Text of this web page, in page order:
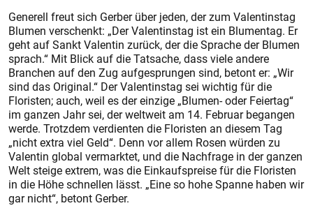
Generell freut sich Gerber über jeden, der zum Valentinstag
Blumen verschenkt: „Der Valentinstag ist ein Blumentag. Er
geht auf Sankt Valentin zurück, der die Sprache der Blumen
sprach.“ Mit Blick auf die Tatsache, dass viele andere
Branchen auf den Zug aufgesprungen sind, betont er: „Wir
sind das Original.“ Der Valentinstag sei wichtig für die
Floristen; auch, weil es der einzige „Blumen- oder Feiertag“
im ganzen Jahr sei, der weltweit am 14. Februar begangen
werde. Trotzdem verdienten die Floristen an diesem Tag
„nicht extra viel Geld“. Denn vor allem Rosen würden zu
Valentin global vermarktet, und die Nachfrage in der ganzen
Welt steige extrem, was die Einkaufspreise für die Floristen
in die Höhe schnellen lässt. „Eine so hohe Spanne haben wir
gar nicht“, betont Gerber.